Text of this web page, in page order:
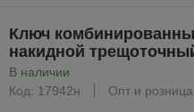
Ключ
накидной
В наличии
Код: 17942н
Опт и розница